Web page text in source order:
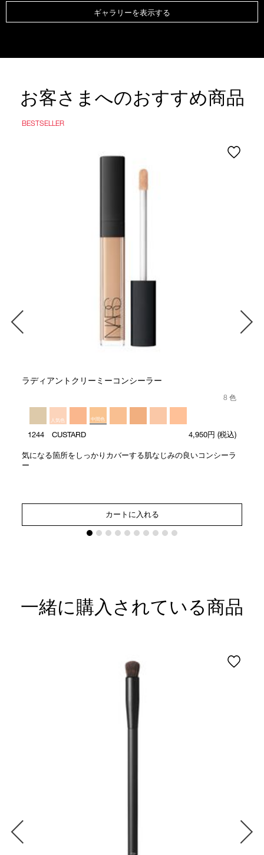
ギャラリーを表示する
お客さまへのおすすめ商品
BESTSELLER
ラディアントクリーミーコンシーラー
8 色
人気色 中間色
1244 CUSTARD 4,950円 (税込)
気になる箇所をしっかりカバーする肌なじみの良いコンシーラ
ー
カートに入れる
一緒に購入されている商品